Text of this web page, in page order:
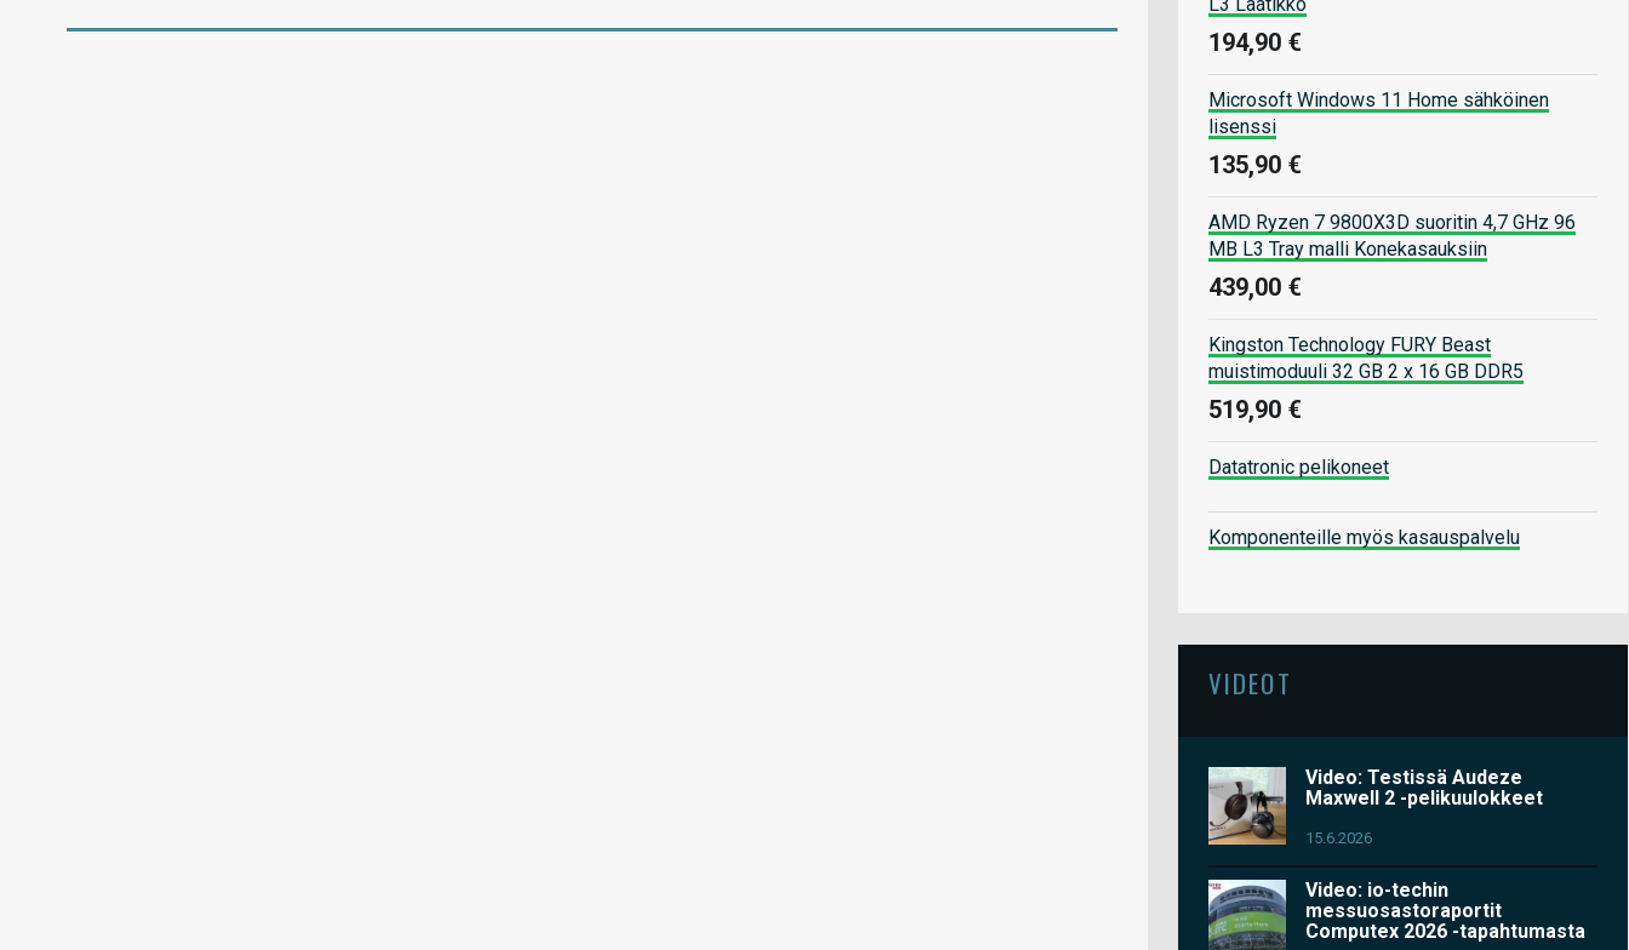
194,90 €
Microsoft Windows 11 Home sähköinen
lisenssi
135,90 €
AMD Ryzen 7 9800X3D suoritin 4,7 GHz 96
MB L3 Tray malli Konekasauksiin
439,00 €
Kingston Technology FURY Beast
muistimoduuli 32 GB 2 x 16 GB DDR5
519,90 €
Datatronic pelikoneet
Komponenteille myös kasauspalvelu
VIDEOT
Video: Testissä Audeze
Maxwell 2 -pelikuulokkeet
15.6.2026
Video: io-techin
messuosastoraportit
Computex 2026 -tapahtumasta